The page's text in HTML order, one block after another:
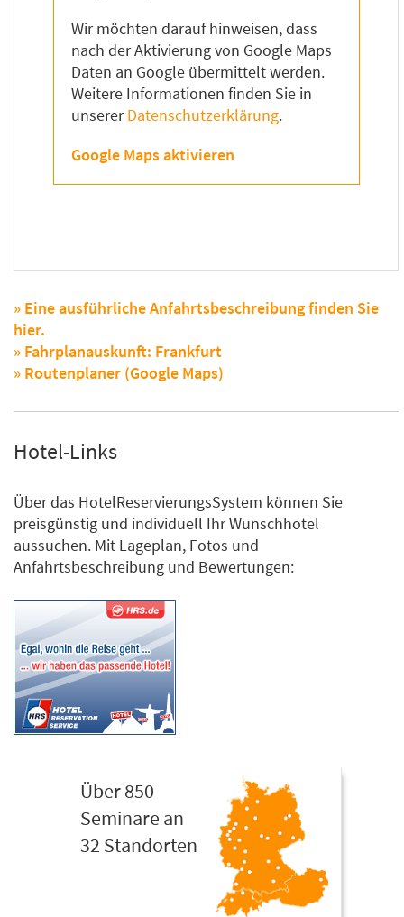
Wir möchten darauf hinweisen, dass
nach der Aktivierung von Google Maps
Daten an Google übermittelt werden.
Weitere Informationen finden Sie in
unsererDatenschutzerklärung.
Google Maps aktivieren
» Eine ausführliche Anfahrtsbeschreibung finden Sie
hier.
» Fahrplanauskunft: Frankfurt
» Routenplaner (Google Maps)
Hotel-Links
Über das HotelReservierungsSystem können Sie
preisgünstig und individuell Ihr Wunschhotel
aussuchen. Mit Lageplan, Fotos und
Anfahrtsbeschreibung und Bewertungen:
Über 850
Seminare an
32 Standorten